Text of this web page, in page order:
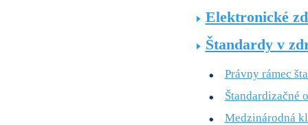
Elektronické
Štandardy v
Právny rámec
Štandardizačné
Medzinárodná